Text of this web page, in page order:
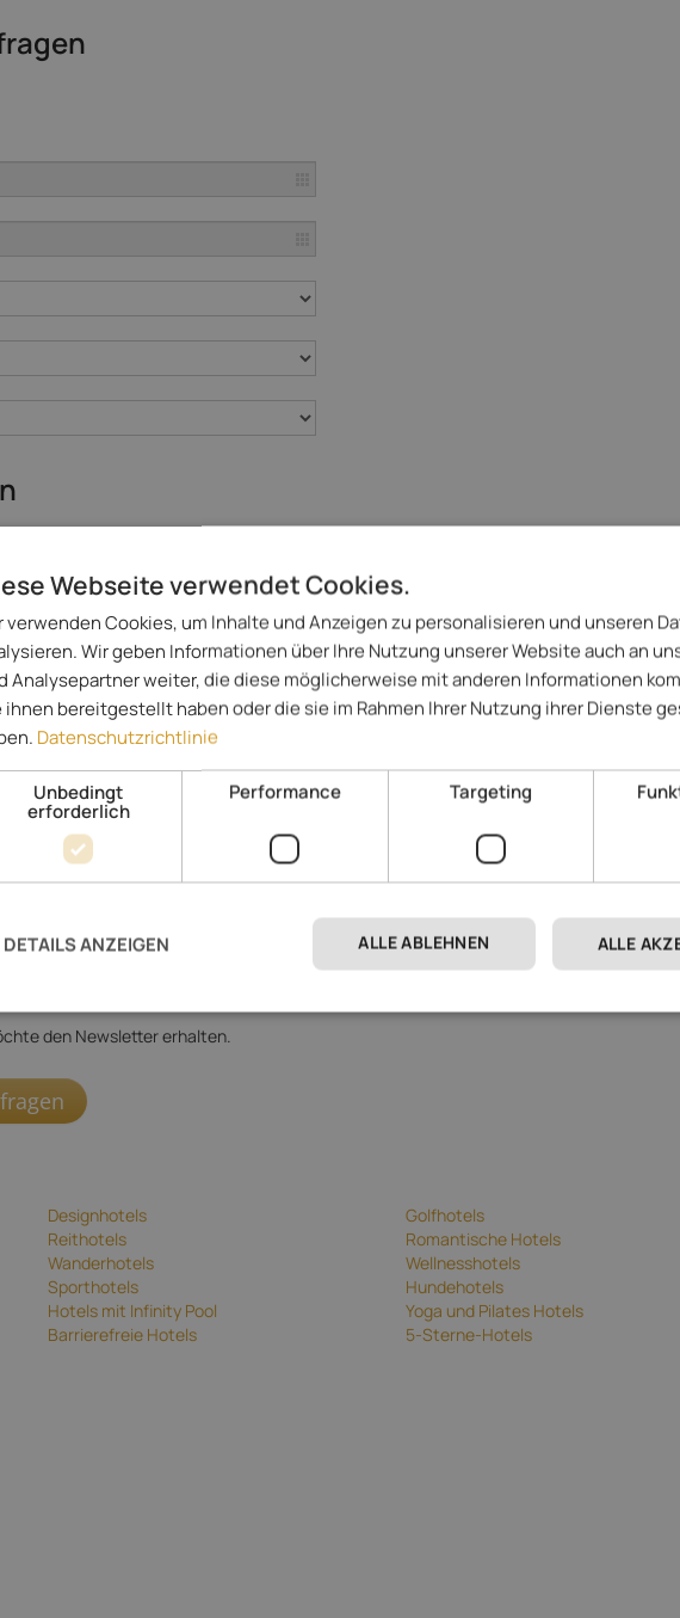
den Newsletter erhalten.
Designhotels
Golfhotels
Reithotels
Romantische Hotels
Wanderhotels
Wellnesshotels
Sporthotels
Hundehotels
Hotels mit Infinity Pool
Yoga und Pilates Hotels
Barrierefreie Hotels 5-Sterne-Hotels
Webseite verwendet Cookies.
verwenden Cookies, um Inhalte und Anzeigen zu personalisieren und unseren
Wir geben Informationen über Ihre Nutzung unserer Website auch an
Analysepartner weiter, die diese möglicherweise mit anderen Informationen
ihnen bereitgestellt haben oder die sie im Rahmen Ihrer Nutzung ihrer Dienste
Datenschutzrichtlinie
Unbedingt
erforderlich
Performance Targeting
ALLE
ALLE ABLEHNEN
DETAILS ANZEIGEN